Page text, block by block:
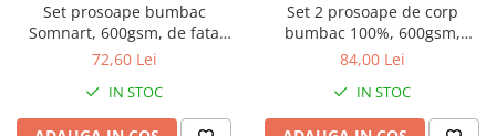
Set prosoape bumbac
Somnart, 600gsm, de fata
50x90 cm + de corp 70x140 +
72,60 Lei
IN STOC
Set 2 prosoape de corp
bumbac 100%, 600gsm,
Somnart, 70x140cm, galben
84,00 Lei
IN STOC